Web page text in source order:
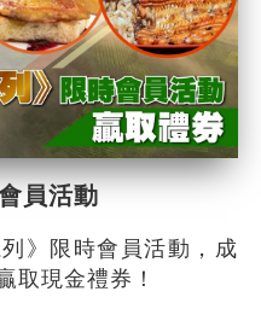
員活動
》限時會員活動，成
取現金禮券！